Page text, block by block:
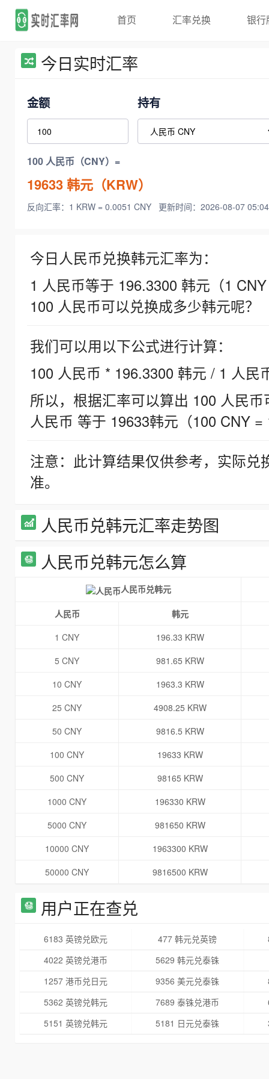
首页 汇率兑换 银行
今日实时汇率
金额 持有
100 人民币（CNY）=
19633韩元（KRW）
反向汇率：1 KRW = 0.0051 CNY 更新时间：2026-08-07
今日人民币兑换韩元汇率为：
1 人民币等于 196.3300 韩元（1
100 人民币可以兑换成多少韩元呢？
我们可以用以下公式进行计算：
100 人民币 * 196.3300 韩元 / 1 人民
所以，根据汇率可以算出 100 人民
人民币 等于 19633韩元（100 CNY =
注意：此计算结果仅供参考，实际
准。
人民币兑韩元汇率走势图
人民币兑韩元怎么算
人民币兑韩元
人民币
韩元
1 CNY
196.33 KRW
5 CNY
981.65 KRW
10 CNY
1963.3 KRW
25 CNY
4908.25 KRW
50 CNY
9816.5 KRW
100 CNY
19633 KRW
500 CNY
98165 KRW
1000 CNY
196330 KRW
5000 CNY
981650 KRW
10000 CNY
1963300 KRW
50000 CNY
9816500 KRW
用户正在查兑
6183 英镑兑欧元 477 韩元兑英镑
4022 英镑兑港币
5629 韩元兑泰铢
1257 港币兑日元
9356 美元兑泰铢
5362 英镑兑韩元
7689 泰铢兑港币
5151 英镑兑韩元
5181 日元兑泰铢